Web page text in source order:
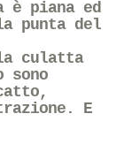
piana ed
punta del
culatta
sono
E